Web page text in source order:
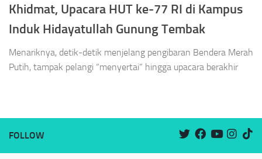
Khidmat, Upacara HUT ke-77 RI di Kampus
Induk Hidayatullah Gunung Tembak
Menariknya, detik-detik menjelang pengibaran Bendera Merah
Putih, tampak pelangi “menyertai” hingga upacara berakhir
FOLLOW